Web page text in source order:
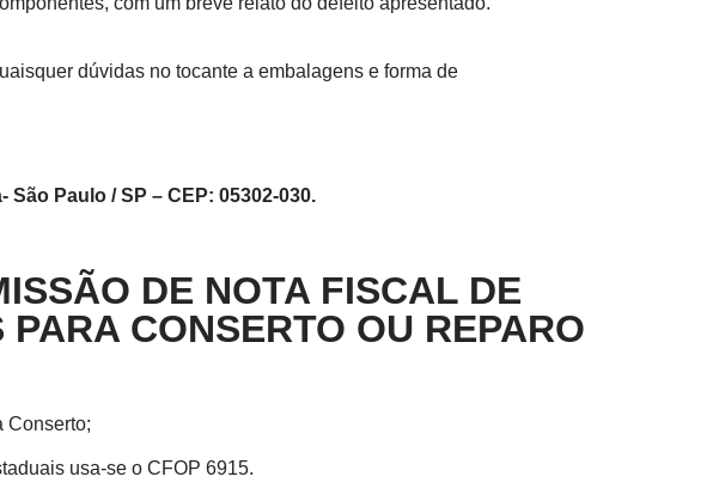
dúvidas no tocante a embalagens e forma de
Paulo / SP – CEP: 05302-030.
DE NOTA FISCAL DE
CONSERTO OU REPARO
Conserto;
usa-se o CFOP 6915.